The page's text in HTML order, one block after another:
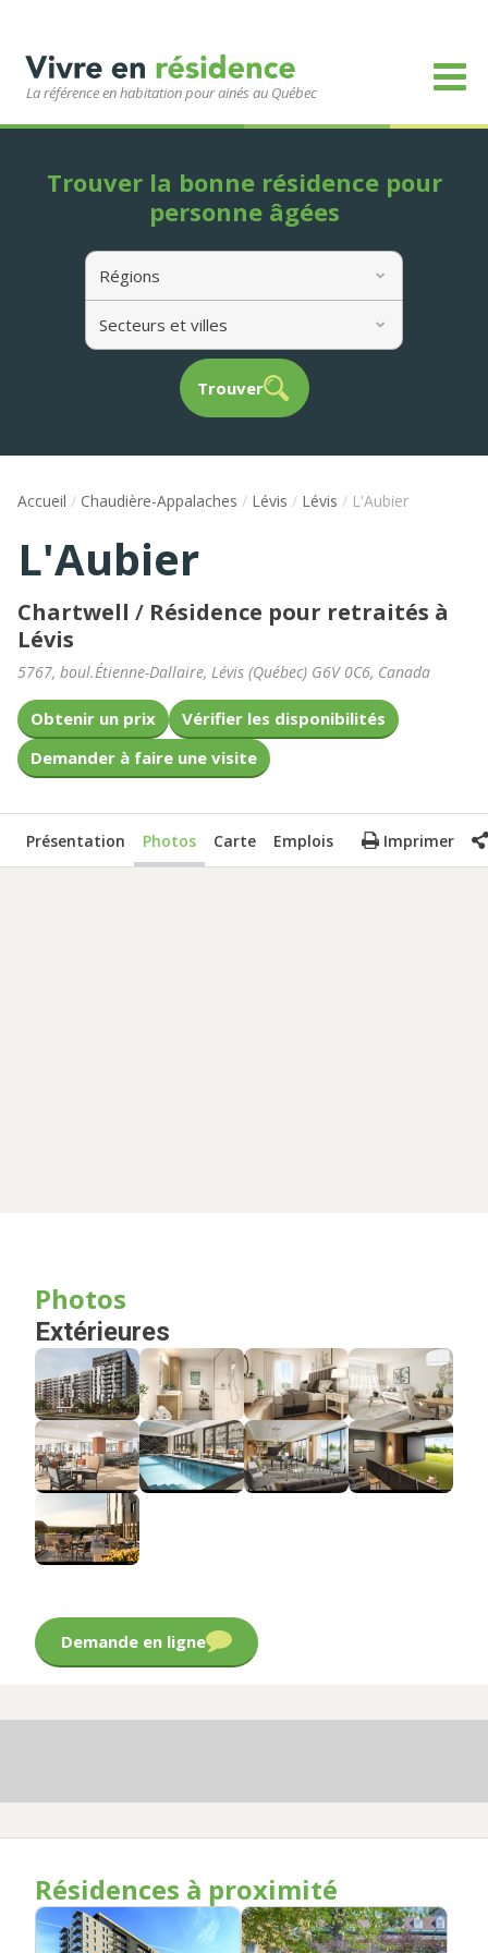
La référence en habitation pour ainés au Québec
Régions
Secteurs et villes
Trouver
Trouver la bonne résidence pour
personne âgées
Accueil / Chaudière-Appalaches / Lévis / Lévis / L'Aubier
L'Aubier
Chartwell / Résidence pour retraités à
Lévis
5767, boul.Étienne-Dallaire, Lévis (Québec) G6V 0C6, Canada
Obtenir un prix
Vérifier les disponibilités
Demander à faire une visite
Présentation Photos Carte Emplois Imprimer
Photos
Extérieures
Demande en ligne
Résidences à proximité